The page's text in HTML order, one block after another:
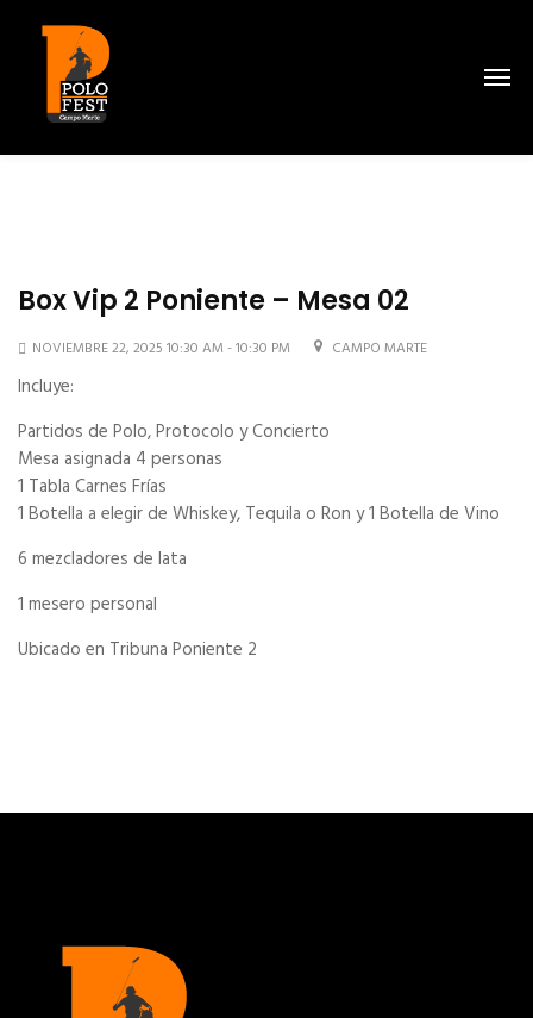
Box Vip 2 Poniente – Mesa 02
NOVIEMBRE 22, 2025 10:30 AM - 10:30 PM CAMPO MARTE
Incluye:
Partidos de Polo, Protocolo y Concierto
Mesa asignada 4 personas
1 Tabla Carnes Frías
1 Botella a elegir de Whiskey, Tequila o Ron y 1 Botella de Vino
6 mezcladores de lata
1 mesero personal
Ubicado en Tribuna Poniente 2